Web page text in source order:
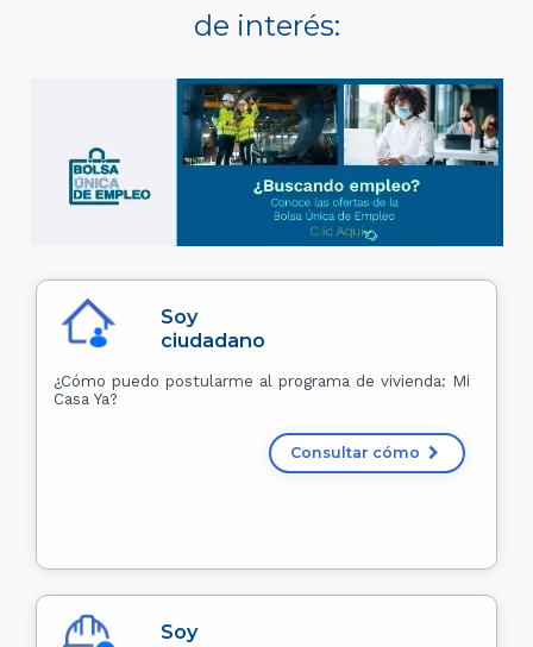
de interés:
Soy
ciudadano
¿Cómo puedo postularme al programa de vivienda: Mi
Casa Ya?
Consultar cómo
Soy